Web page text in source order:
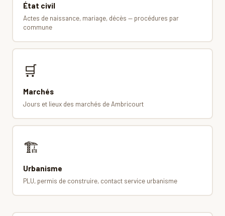
État civil
Actes de naissance, mariage, décès — procédures par
commune
🛒
Marchés
Jours et lieux des marchés de Ambricourt
🏗
Urbanisme
PLU, permis de construire, contact service urbanisme